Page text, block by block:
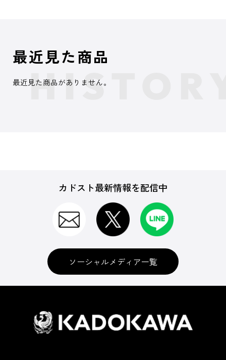
最近見た商品
最近見た商品がありません。
カドスト最新情報を配信中
ソーシャルメディア一覧